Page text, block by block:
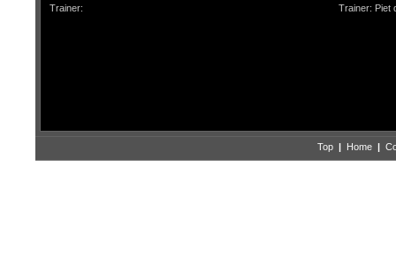
Trainer: Trainer: Piet
Top | Home |